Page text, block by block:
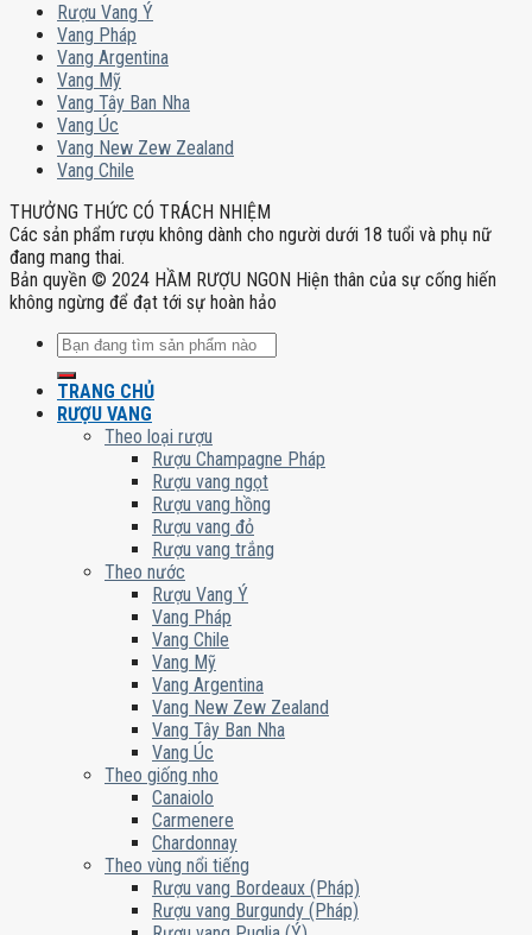
Rượu Vang Ý
Vang Pháp
Vang Argentina
Vang Mỹ
Vang Tây Ban Nha
Vang Úc
Vang New Zew Zealand
Vang Chile
THƯỞNG THỨC CÓ TRÁCH NHIỆM
Các sản phẩm rượu không dành cho người dưới 18 tuổi và phụ nữ
đang mang thai.
Bản quyền © 2024 HẦM RƯỢU NGON Hiện thân của sự cống hiến
không ngừng để đạt tới sự hoàn hảo
Tìm
TRANG CHỦ
RƯỢU VANG
Theo loại rượu
Rượu Champagne Pháp
Rượu vang ngọt
Rượu vang hồng
Rượu vang đỏ
Rượu vang trắng
Theo nước
Rượu Vang Ý
Vang Pháp
Vang Chile
Vang Mỹ
Vang Argentina
Vang New Zew Zealand
Vang Tây Ban Nha
Vang Úc
Theo giống nho
Canaiolo
Carmenere
Chardonnay
Theo vùng nổi tiếng
Rượu vang Bordeaux (Pháp)
Rượu vang Burgundy (Pháp)